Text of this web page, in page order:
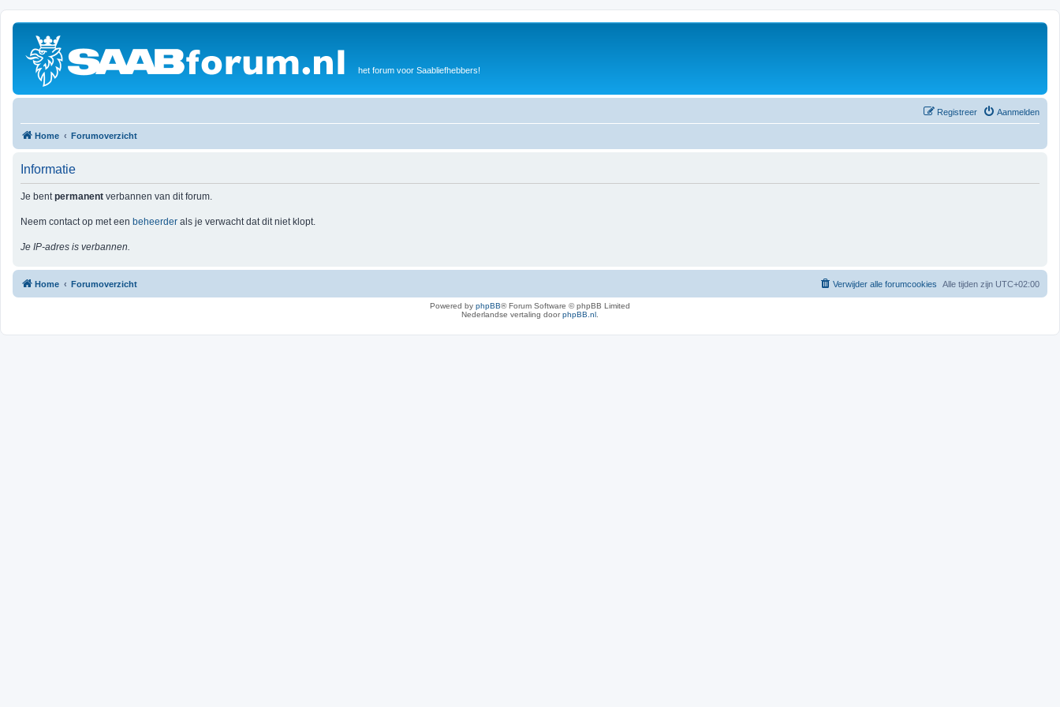
het forum voor Saabliefhebbers!
Aanmelden
Registreer
Home Forumoverzicht
Informatie
Je bentpermanent verbannen van dit forum.
Neem contact op met een beheerder als je verwacht dat dit niet klopt.
Je IP-adres is verbannen.
Home Forumoverzicht Alle tijden zijn UTC+02:00
Verwijder alle forumcookies
Powered by phpBB® Forum Software © phpBB Limited
Nederlandse vertaling doorphpBB.nl